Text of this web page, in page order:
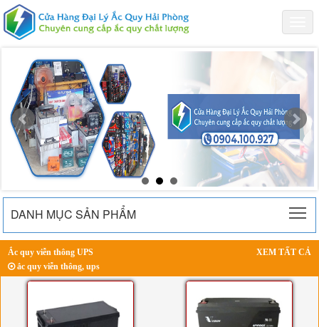
DANH MỤC SẢN PHẨM
Ắc quy viễn thông UPS
XEM TẤT CẢ
ắc quy viễn thông, ups